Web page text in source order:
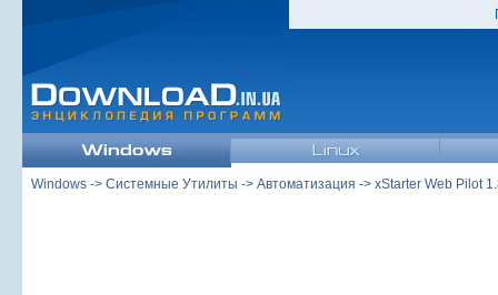
Windows -> Системные Утилиты -> Автоматизация -> xStarter Web Pilot